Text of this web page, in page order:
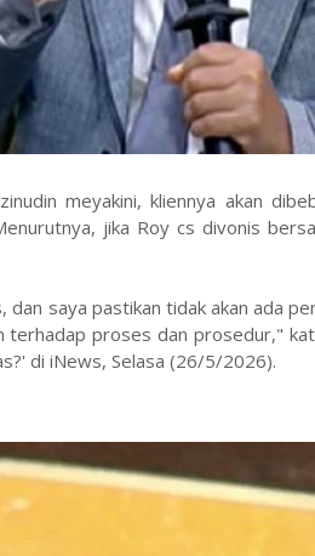
meyakini, kliennya akan
jika Roy cs divonis
dan saya pastikan tidak akan ada
terhadap proses dan prosedur,"
di iNews, Selasa (26/5/2026).